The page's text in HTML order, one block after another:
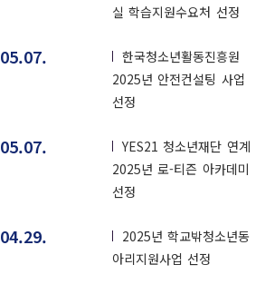
실 학습지원수요처 선정
05.07.
한국청소년활동진흥원
2025년 안전컨설팅 사업
선정
05.07.
YES21 청소년재단 연계
2025년 로-티즌 아카데미
선정
04.29.
2025년 학교밖청소년동
아리지원사업 선정